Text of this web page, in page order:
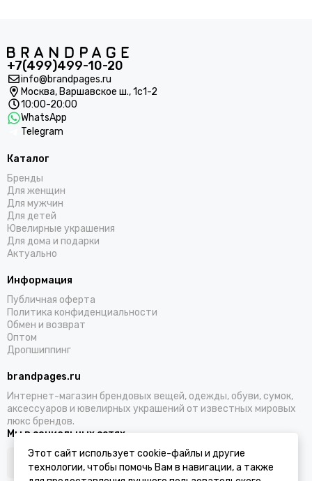
+7(499)499-10-20
info@brandpages.ru
Москва, Варшавское ш., 1с1-2
10:00-20:00
WhatsApp
Telegram
Каталог
Бренды
Для женщин
Для мужчин
Для детей
Ювелирные украшения
Для дома и подарки
Актуально
Информация
Публичная оферта
Политика конфиденциальности
Обмен и возврат
Оптом
Дропшиппинг
brandpages.ru
Интернет-магазин брендовых вещей, одежды, обуви, сумок,
аксессуаров и ювелирных украшений от известных мировых
люкс брендов.
Мы в социальных сетях
Этот сайт использует cookie-файлы и другие
технологии, чтобы помочь Вам в навигации, а также